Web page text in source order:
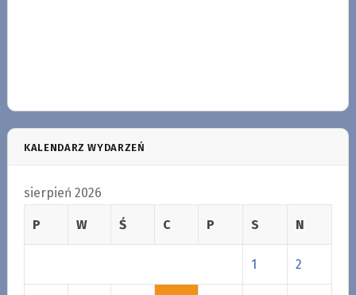
KALENDARZ WYDARZEŃ
sierpień 2026
P W Ś C P S N
1 2